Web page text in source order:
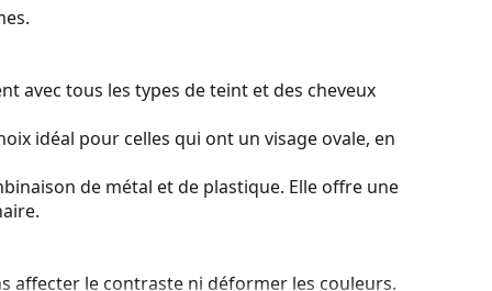
avec tous les types de teint et des cheveux
idéal pour celles qui ont un visage ovale, en
de métal et de plastique. Elle offre une
affecter le contraste ni déformer les couleurs.